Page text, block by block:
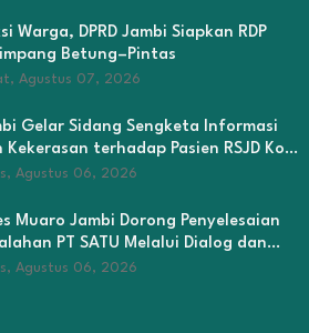
Warga, DPRD Jambi Siapkan RDP
Betung–Pintas
Agustus 07, 2026
Gelar Sidang Sengketa Informasi
Kekerasan terhadap Pasien RSJD Kol.
Jambi
Agustus 06, 2026
Muaro Jambi Dorong Penyelesaian
PT SATU Melalui Dialog dan
Hukum
Agustus 06, 2026